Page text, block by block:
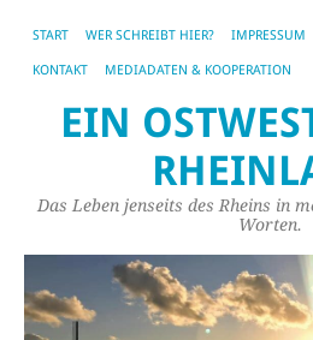
START WER SCHREIBT HIER? IMPRESSUM
KONTAKT MEDIADATEN & KOOPERATION
EIN
Das Leben jenseits des Rheins in
Worten.